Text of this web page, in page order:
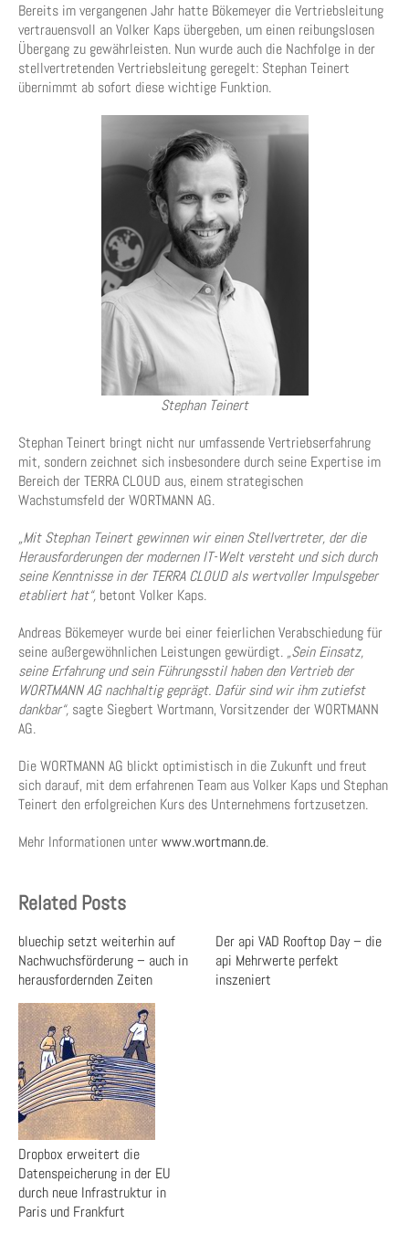
Bereits im vergangenen Jahr hatte Bökemeyer die Vertriebsleitung
vertrauensvoll an Volker Kaps übergeben, um einen reibungslosen
Übergang zu gewährleisten. Nun wurde auch die Nachfolge in der
stellvertretenden Vertriebsleitung geregelt: Stephan Teinert
übernimmt ab sofort diese wichtige Funktion.
Stephan Teinert
Stephan Teinert bringt nicht nur umfassende Vertriebserfahrung
mit, sondern zeichnet sich insbesondere durch seine Expertise im
Bereich der TERRA CLOUD aus, einem strategischen
Wachstumsfeld der WORTMANN AG.
„Mit Stephan Teinert gewinnen wir einen Stellvertreter, der die
Herausforderungen der modernen IT-Welt versteht und sich durch
seine Kenntnisse in der TERRA CLOUD als wertvoller Impulsgeber
etabliert hat“, betont Volker Kaps.
Andreas Bökemeyer wurde bei einer feierlichen Verabschiedung für
seine außergewöhnlichen Leistungen gewürdigt. „Sein Einsatz,
seine Erfahrung und sein Führungsstil haben den Vertrieb der
WORTMANN AG nachhaltig geprägt. Dafür sind wir ihm zutiefst
dankbar“, sagte Siegbert Wortmann, Vorsitzender der WORTMANN
AG.
Die WORTMANN AG blickt optimistisch in die Zukunft und freut
sich darauf, mit dem erfahrenen Team aus Volker Kaps und Stephan
Teinert den erfolgreichen Kurs des Unternehmens fortzusetzen.
Mehr Informationen unterwww.wortmann.de.
Related Posts
bluechip setzt weiterhin auf
Nachwuchsförderung – auch in
herausfordernden Zeiten
Der api VAD Rooftop Day – die
api Mehrwerte perfekt
inszeniert
Dropbox erweitert die
Datenspeicherung in der EU
durch neue Infrastruktur in
Paris und Frankfurt